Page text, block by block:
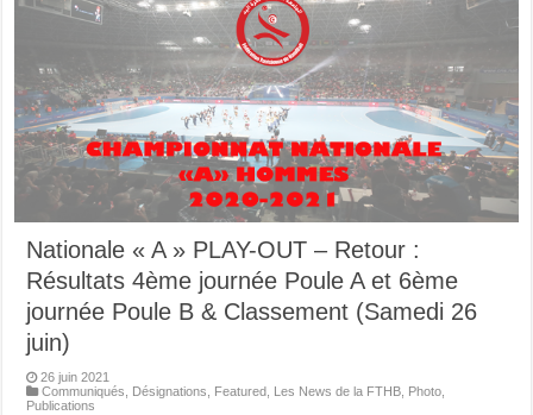
Nationale « A » PLAY-OUT – Retour :
Résultats 4ème journée Poule A et 6ème
journée Poule B & Classement (Samedi 26
juin)
26 juin 2021
Communiqués
Désignations Featured Les News de la FTHB Photo
Publications